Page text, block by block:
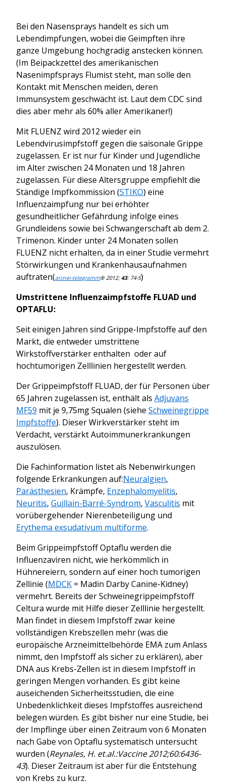
Bei den Nasensprays handelt es sich um
Lebendimpfungen, wobei die Geimpften ihre
ganze Umgebung hochgradig anstecken können.
(Im Beipackzettel des amerikanischen
Nasenimpfsprays Flumist steht, man solle den
Kontakt mit Menschen meiden, deren
Immunsystem geschwächt ist. Laut dem CDC sind
dies aber mehr als 60% aller Amerikaner!)
Mit FLUENZ wird 2012 wieder ein
Lebendvirusimpfstoff gegen die saisonale Grippe
zugelassen. Er ist nur für Kinder und Jugendliche
im Alter zwischen 24 Monaten und 18 Jahren
zugelassen. Für diese Altersgruppe empfiehlt die
Ständige Impfkommission (STIKO) eine
Influenzaimpfung nur bei erhöhter
gesundheitlicher Gefährdung infolge eines
Grundleidens sowie bei Schwangerschaft ab dem 2.
Trimenon. Kinder unter 24 Monaten sollen
FLUENZ nicht erhalten, da in einer Studie vermehrt
Störwirkungen und Krankenhausaufnahmen
auftraten(arznei-telegramm® 2012;43: 74-5)
Umstrittene Influenzaimpfstoffe FLUAD und
OPTAFLU:
Seit einigen Jahren sind Grippe-Impfstoffe auf den
Markt, die entweder umstrittene
Wirkstoffverstärker enthalten oder auf
hochtumorigen Zelllinien hergestellt werden.
Der Grippeimpfstoff FLUAD, der für Personen über
65 Jahren zugelassen ist, enthält als Adjuvans
MF59 mit je 9,75mg Squalen (siehe Schweinegrippe
Impfstoffe). Dieser Wirkverstärker steht im
Verdacht, verstärkt Autoimmunerkrankungen
auszulösen.
Die Fachinformation listet als Nebenwirkungen
folgende Erkrankungen auf:Neuralgien,
Parästhesien, Krämpfe, Enzephalomyelitis,
Neuritis, Guillain-Barré-Syndrom, Vasculitis mit
vorübergehender Nierenbeteiligung und
Erythema exsudativum multiforme.
Beim Grippeimpfstoff Optaflu werden die
Influenzaviren nicht, wie herkömmlich in
Hühnereiern, sondern auf einer hoch tumorigen
Zellinie (MDCK = Madin Darby Canine-Kidney)
vermehrt. Bereits der Schweinegrippeimpfstoff
Celtura wurde mit Hilfe dieser Zelllinie hergestellt.
Man findet in diesem Impfstoff zwar keine
vollständigen Krebszellen mehr (was die
europäische Arzneimittelbehörde EMA zum Anlass
nimmt, den Impfstoff als sicher zu erklären), aber
DNA aus Krebs-Zellen ist in diesem Impfstoff in
geringen Mengen vorhanden. Es gibt keine
auseichenden Sicherheitsstudien, die eine
Unbedenklichkeit dieses Impfstoffes ausreichend
belegen würden. Es gibt bisher nur eine Studie, bei
der Impflinge über einen Zeitraum von 6 Monaten
nach Gabe von Optaflu systematisch untersucht
wurden (Reynales, H. et.al.:Vaccine 2012;60:6436-
43). Dieser Zeitraum ist aber für die Entstehung
von Krebs zu kurz.